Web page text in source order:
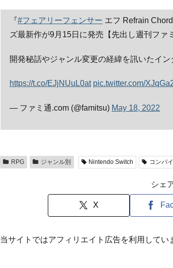
『#フェアリーフェンサー エフ Refrain
ズ最新作が9月15日に発売【先出し週刊ファ
開発秘話やジャンル変更の経緯を訊いたイン
https://t.co/EJjNUuL0at pic.twitter.com/
— ファミ通.com (@famitsu) May 18, 2022
RPG ジャンル別 Nintendo Switch コンパ
シェ
X
当サイトではアフィリエイト広告を利用してい